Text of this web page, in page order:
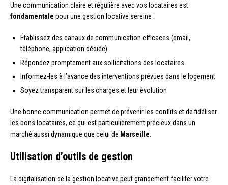
Une communication claire et régulière avec vos locataires est
fondamentale pour une gestion locative sereine :
Établissez des canaux de communication efficaces (email,
téléphone, application dédiée)
Répondez promptement aux sollicitations des locataires
Informez-les à l’avance des interventions prévues dans le logement
Soyez transparent sur les charges et leur évolution
Une bonne communication permet de prévenir les conflits et de fidéliser
les bons locataires, ce qui est particulièrement précieux dans un
marché aussi dynamique que celui de Marseille.
Utilisation d’outils de gestion
La digitalisation de la gestion locative peut grandement faciliter votre